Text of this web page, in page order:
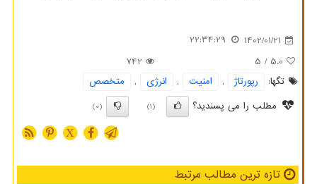
1402/01/21
22:34:29
5.0
/ 5
742
تگها:
رپورتاژ , امنیت , انرژی ,
متخصص
مطلب را می پسندید؟
(1)
(0)
X
تازه ترین مطالب مرتبط